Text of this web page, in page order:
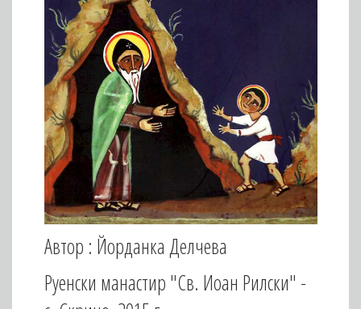
Автор : Йорданка Делчева
Руенски манастир "Св. Иоан Рилски" -